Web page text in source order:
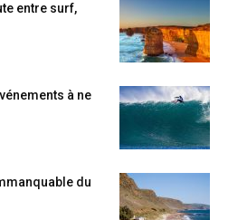
entre surf,
à ne
du